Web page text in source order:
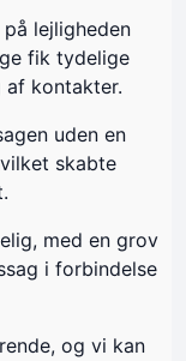
lejligheden
fik tydelige
kontakter.
uden en
skabte
med en grov
i forbindelse
og vi kan